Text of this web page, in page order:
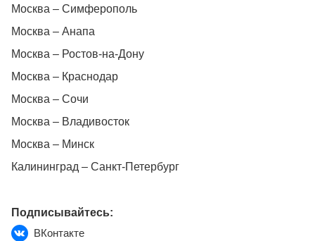
Москва – Симферополь
Москва – Анапа
Москва – Ростов-на-Дону
Москва – Краснодар
Москва – Сочи
Москва – Владивосток
Москва – Минск
Калининград – Санкт-Петербург
Подписывайтесь:
ВКонтакте